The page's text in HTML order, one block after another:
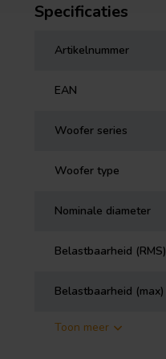
Specificaties
Artikelnummer
EAN
Woofer series
Woofer type
Nominale diameter
Belastbaarheid (RMS)
Belastbaarheid (max)
Toon meer